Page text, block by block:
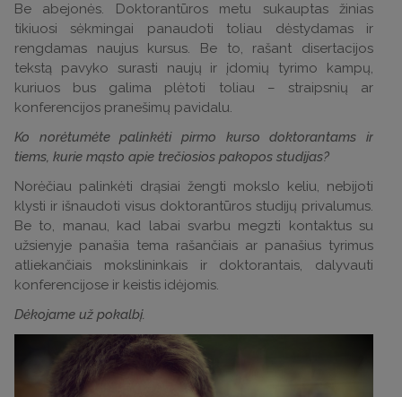
Be abejonės. Doktorantūros metu sukauptas žinias
tikiuosi sėkmingai panaudoti toliau dėstydamas ir
rengdamas naujus kursus. Be to, rašant disertacijos
tekstą pavyko surasti naujų ir įdomių tyrimo kampų,
kuriuos bus galima plėtoti toliau – straipsnių ar
konferencijos pranešimų pavidalu.
Ko norėtumėte palinkėti pirmo kurso doktorantams ir
tiems, kurie mąsto apie trečiosios pakopos studijas?
Norėčiau palinkėti drąsiai žengti mokslo keliu, nebijoti
klysti ir išnaudoti visus doktorantūros studijų privalumus.
Be to, manau, kad labai svarbu megzti kontaktus su
užsienyje panašia tema rašančiais ar panašius tyrimus
atliekančiais mokslininkais ir doktorantais, dalyvauti
konferencijose ir keistis idėjomis.
Dėkojame už pokalbį.